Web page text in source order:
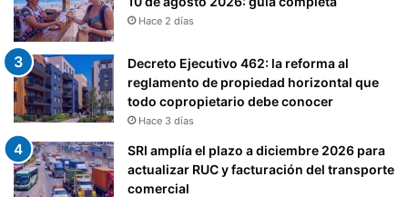
Hace 2 días
Decreto Ejecutivo 462: la reforma al
reglamento de propiedad horizontal que
todo copropietario debe conocer
Hace 3 días
SRI amplía el plazo a diciembre 2026 para
actualizar RUC y facturación del transporte
comercial